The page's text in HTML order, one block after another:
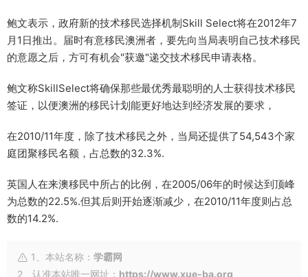
鲍文表示，政府新的技术移民选择机制Skill Select将在2012年7
月1日推出。届时有意移民澳洲者，要先向当局表明自己技术移民
的意愿之后，方可有机会"获邀"递交技术移民申请表格。
鲍文称SkillSelect将确保那些最优秀最聪明的人士获得技术移民
签证，以便澳洲的移民计划能更好地达到经济发展的要求，
在2010/11年度，除了技术移民之外，当局还提供了54,543个家
庭团聚移民名额，占总数的32.3%.
英国人在来澳移民中所占的比例，在2005/06年的时候达到顶峰
为总数的22.5%.但其后则开始逐渐减少，在2010/11年度则占总
数的14.2%.
1、本站名称： 学霸网
2、认准本站唯一网址： https://www.xue-ba.org